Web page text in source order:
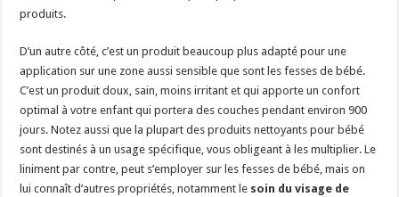
produits.
D’un autre côté, c’est un produit beaucoup plus adapté pour une
application sur une zone aussi sensible que sont les fesses de bébé.
C’est un produit doux, sain, moins irritant et qui apporte un confort
optimal à votre enfant qui portera des couches pendant environ 900
jours. Notez aussi que la plupart des produits nettoyants pour bébé
sont destinés à un usage spécifique, vous obligeant à les multiplier. Le
liniment par contre, peut s’employer sur les fesses de bébé, mais on
lui connaît d’autres propriétés, notamment le soin du visage de